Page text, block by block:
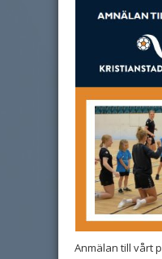
Anmälan till vårt